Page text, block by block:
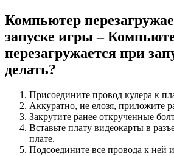
Компьютер
запуске игры –
перезагружается при
делать?
Присоедините провод кулера к
Аккуратно, не елозя, приложите
Закрутите ранее открученные
Вставьте плату видеокарты в
плате.
Подсоедините все провода к ней